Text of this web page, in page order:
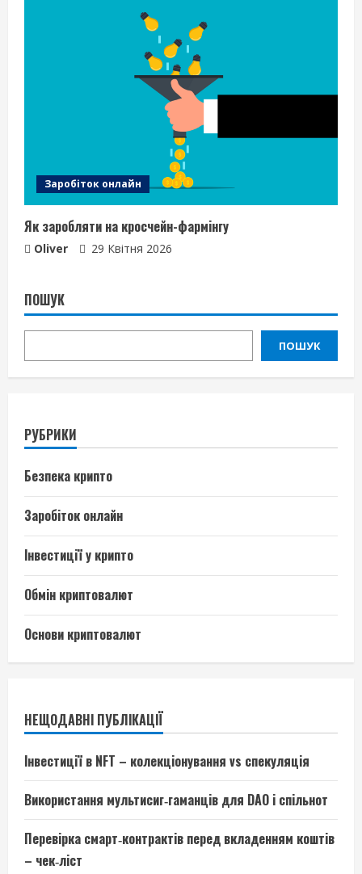
Заробіток онлайн
Як заробляти на кросчейн-фармінгу
Oliver 29 Квітня 2026
ПОШУК
ПОШУК
РУБРИКИ
Безпека крипто
Заробіток онлайн
Інвестиції у крипто
Обмін криптовалют
Основи криптовалют
НЕЩОДАВНІ ПУБЛІКАЦІЇ
Інвестиції в NFT – колекціонування vs спекуляція
Використання мультисиг‑гаманців для DAO і спільнот
Перевірка смарт‑контрактів перед вкладенням коштів
– чек‑ліст